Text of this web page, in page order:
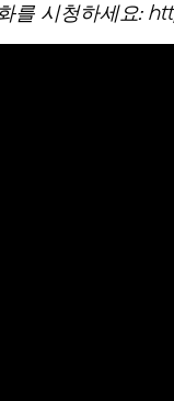
를 시청하세요: